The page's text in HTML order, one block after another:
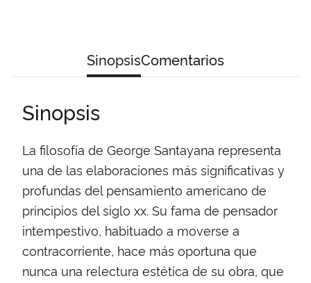
SinopsisComentarios
Sinopsis
La filosofía de George Santayana representa
una de las elaboraciones más significativas y
profundas del pensamiento americano de
principios del siglo xx. Su fama de pensador
intempestivo, habituado a moverse a
contracorriente, hace más oportuna que
nunca una relectura estética de su obra, que